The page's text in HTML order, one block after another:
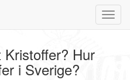
Hur
i Sverige?